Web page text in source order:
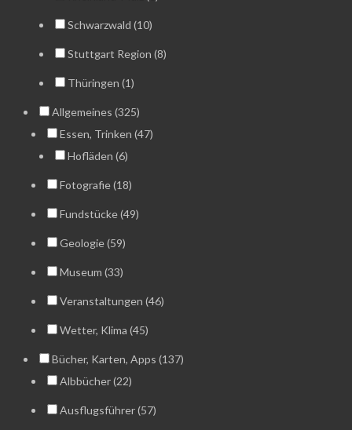
Schwarzwald (10)
Stuttgart Region (8)
Thüringen (1)
Allgemeines (325)
Essen, Trinken (47)
Hofläden (6)
Fotografie (18)
Fundstücke (49)
Geologie (59)
Museum (33)
Veranstaltungen (46)
Wetter, Klima (45)
Bücher, Karten, Apps (137)
Albbücher (22)
Ausflugsführer (57)